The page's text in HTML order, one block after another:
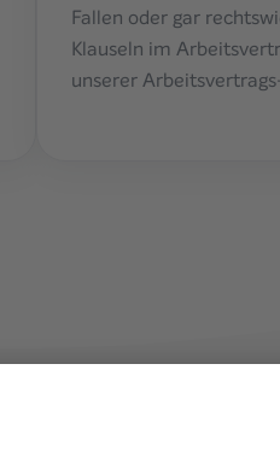
Fallen oder gar
Klauseln im
unserer